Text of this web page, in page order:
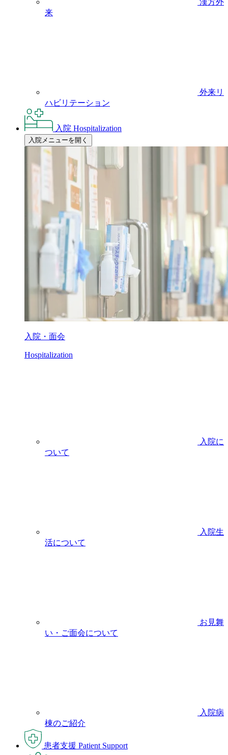
漢方外
来
外来リ
ハビリテーション
入院 Hospitalization
入院メニューを開く
入院・面会
Hospitalization
入院に
ついて
入院生
活について
お見舞
い・ご面会について
入院病
棟のご紹介
患者支援 Patient Support